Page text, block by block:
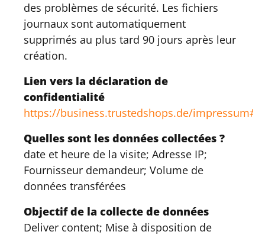
des problèmes de sécurité. Les fichiers
journaux sont automatiquement
supprimés au plus tard 90 jours après leur
création.
Lien vers la déclaration de
confidentialité
https://business.trustedshops.de/
Quelles sont les données collectées ?
date et heure de la visite; Adresse IP;
Fournisseur demandeur; Volume de
données transférées
Objectif de la collecte de données
Deliver content; Mise à disposition de